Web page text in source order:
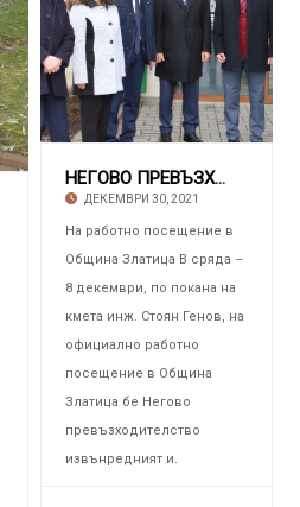
НЕГОВО ПРЕВЪЗХОДИТЕЛСТВО ТЕМИРТАЙ ИЗБАСТИН –
ДЕКЕМВРИ 30, 2021
На работно посещение в
Община Златица В сряда –
8 декември, по покана на
кмета инж. Стоян Генов, на
официално работно
посещение в Община
Златица бе Негово
превъзходителство
извънредният и.